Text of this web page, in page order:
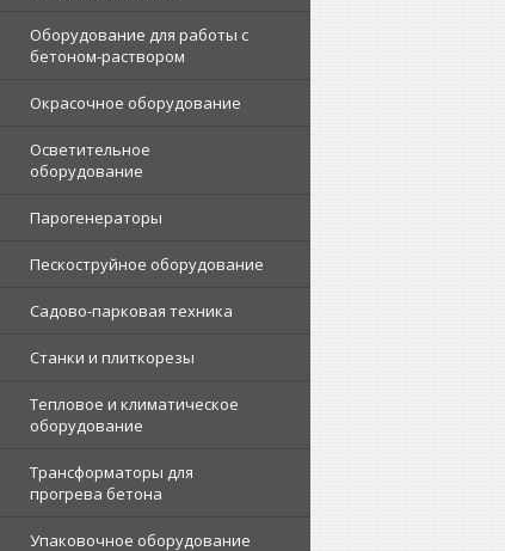
Оборудование для работы с
бетоном-раствором
Окрасочное оборудование
Осветительное
оборудование
Парогенераторы
Пескоструйное оборудование
Садово-парковая техника
Станки и плиткорезы
Тепловое и климатическое
оборудование
Трансформаторы для
прогрева бетона
Упаковочное оборудование